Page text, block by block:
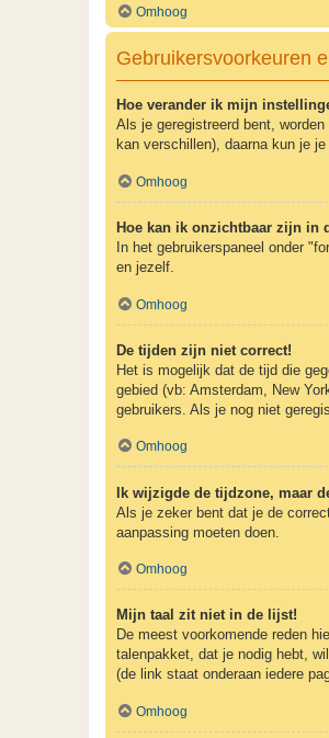
Omhoog
Gebruikersvoorkeuren
Hoe verander ik mijn
Als je geregistreerd bent,
kan verschillen), daarna kun je
Omhoog
Hoe kan ik onzichtbaar zijn in
In het gebruikerspaneel onder
en jezelf.
Omhoog
De tijden zijn niet correct!
Het is mogelijk dat de tijd die
gebied (vb: Amsterdam, New
gebruikers. Als je nog niet
Omhoog
Ik wijzigde de tijdzone, maar
Als je zeker bent dat je de
aanpassing moeten doen.
Omhoog
Mijn taal zit niet in de lijst!
De meest voorkomende reden
talenpakket, dat je nodig hebt,
(de link staat onderaan iedere
Omhoog